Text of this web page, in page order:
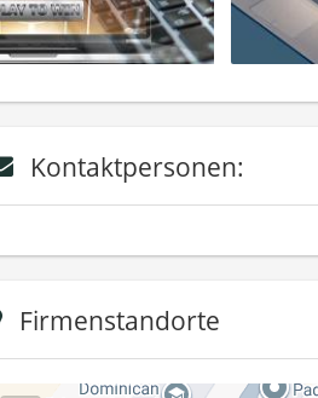
Kontaktpersonen:
Firmenstandorte